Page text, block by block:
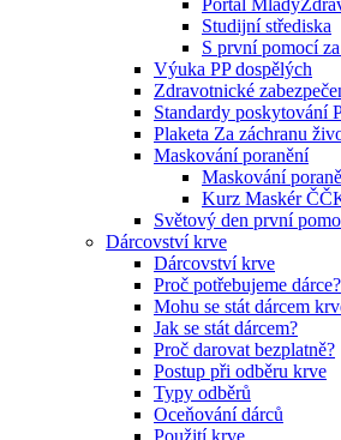
Portál
Studijní střediska
S první pomocí
Výuka PP dospělých
Zdravotnické
Standardy poskytování
Plaketa Za záchranu
Maskování poranění
Maskování
Kurz Maskér
Světový den první
Dárcovství krve
Dárcovství krve
Proč potřebujeme dárce?
Mohu se stát dárcem
Jak se stát dárcem?
Proč darovat bezplatně?
Postup při odběru krve
Typy odběrů
Oceňování dárců